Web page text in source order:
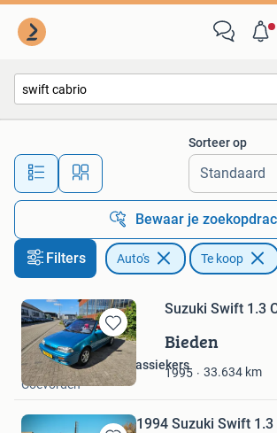
Alle afstanden…
Sorteer op
Bewaar je
Filters Auto's Te koop
Bewaren
in
Mijn
Favorieten
Suzuki Swift 1.3
Bieden
1995 33.634 km
Oebeles Zweedse Klassiekers
Coevorden
1994 Suzuki Swift 1.3